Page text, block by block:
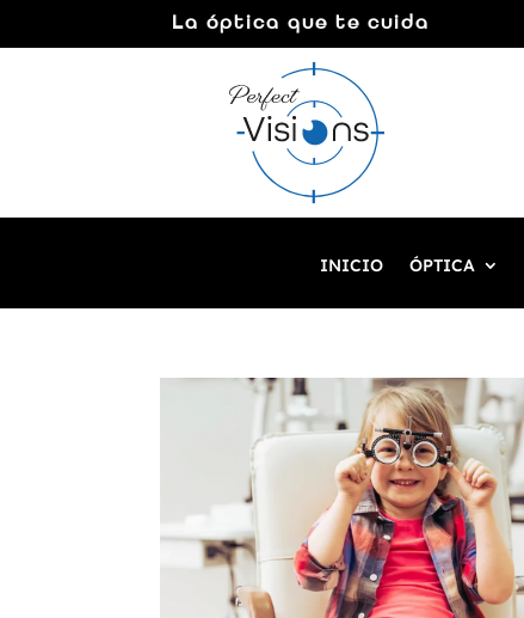
La óptica que te cuida
INICIO ÓPTICA